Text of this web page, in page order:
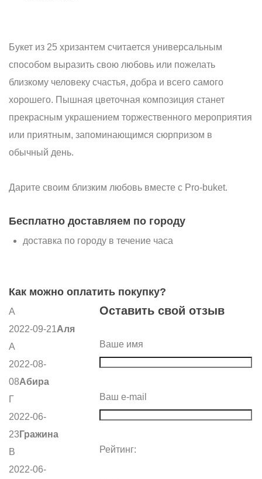
Букет из 25 хризантем считается универсальным
способом выразить свою любовь или пожелать
близкому человеку счастья, добра и всего самого
хорошего. Пышная цветочная композиция станет
прекрасным украшением торжественного мероприятия
или приятным, запоминающимся сюрпризом в
обычный день.
Дарите своим близким любовь вместе с Pro-buket.
Бесплатно доставляем по городу
доставка по городу в течение часа
Как можно оплатить покупку?
А
2022-09-21Аля
А
2022-08-
08Абира
Г
2022-06-
23 Гражина
В
2022-06-
Оставить свой отзыв
Ваше имя
Ваш e-mail
Рейтинг: